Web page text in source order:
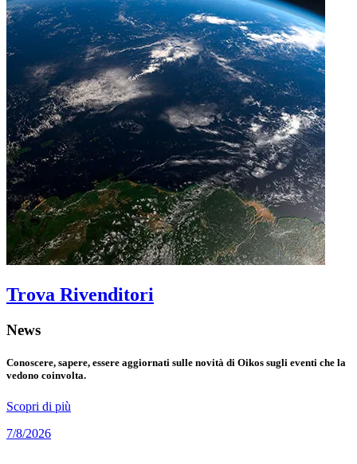
Trova Rivenditori
News
Conoscere, sapere, essere aggiornati sulle novità di Oikos sugli eventi che la
vedono coinvolta.
Scopri di più
7/8/2026